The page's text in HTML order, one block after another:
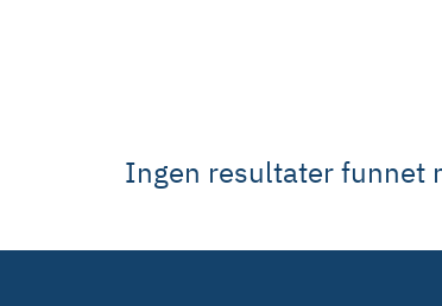
Ingen resultater funnet